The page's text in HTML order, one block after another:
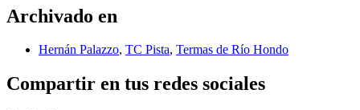
Archivado en
Hernán Palazzo, TC Pista, Termas de Río Hondo
Compartir en tus redes sociales